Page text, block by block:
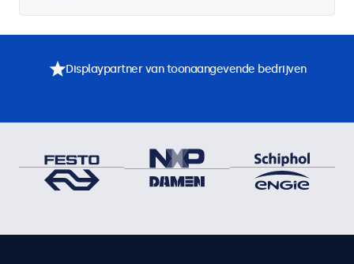
Displaypartner van toonaangevende bedrijven